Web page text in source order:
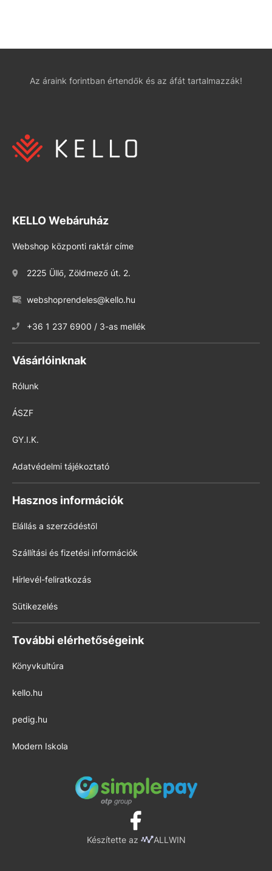
Az áraink forintban értendők és az áfát tartalmazzák!
KELLO Webáruház
Webshop központi raktár címe
2225 Üllő, Zöldmező út. 2.
webshoprendeles@kello.hu
+36 1 237 6900 / 3-as mellék
Vásárlóinknak
Rólunk
ÁSZF
GY.I.K.
Adatvédelmi tájékoztató
Hasznos információk
Elállás a szerződéstől
Szállítási és fizetési információk
Hírlevél-feliratkozás
Sütikezelés
További elérhetőségeink
Könyvkultúra
kello.hu
pedig.hu
Modern Iskola
Készítette az ALLWIN